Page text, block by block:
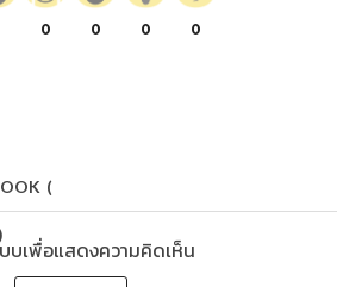
0 0 0 0
(
บบเพื่อแสดงความคิดเห็น